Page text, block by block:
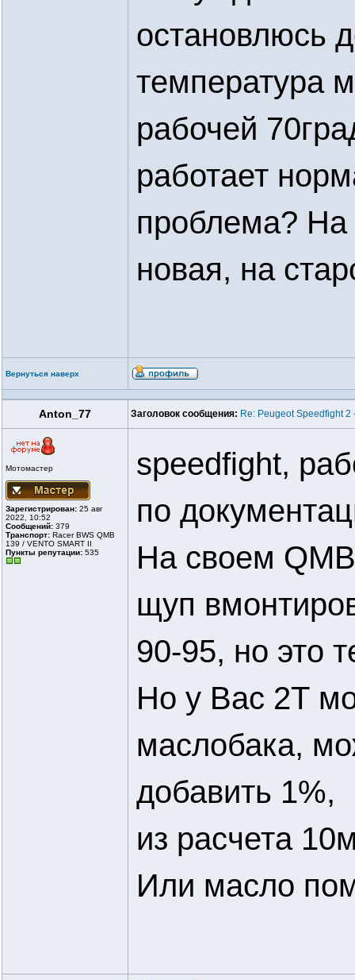
остановлюсь
температура
рабочей
работает
проблема?
новая, на
Вернуться наверх
Anton_77 Заголовок сообщения: Re: Peugeot Speedfight 2
Мотомастер
Зарегистрирован: 25 авг
2022, 10:52
Сообщений: 379
Транспорт: Racer BWS QMB
139 / VENTO SMART II
Пункты репутации: 535
speedfight,
по
На своем
щуп
90-95, но это
Но у Вас 2Т
маслобака,
добавить 1%,
из расчета
Или масло